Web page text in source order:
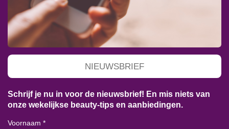
NIEUWSBRIEF
Schrijf je nu in voor de nieuwsbrief! En mis niets van
onze wekelijkse beauty-tips en aanbiedingen.
Voornaam *